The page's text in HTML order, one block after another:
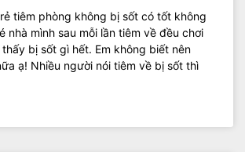
tiêm phòng không bị sốt có tốt không
nhà mình sau mỗi lần tiêm về đều chơi
bị sốt gì hết. Em không biết nên
ạ! Nhiều người nói tiêm về bị sốt thì